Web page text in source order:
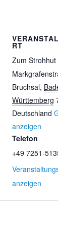
RT
Zum Strohhut
Bruchsal,
Württemberg
Deutschland
anzeigen
Telefon
+49 7251-
anzeigen